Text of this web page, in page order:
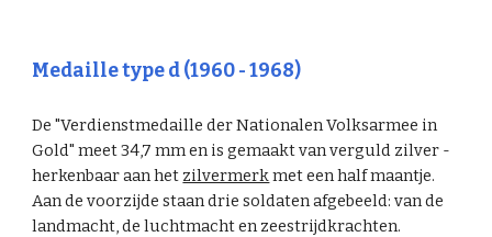
Medaille type d (1960 - 1968)
De "Verdienstmedaille der Nationalen Volksarmee in
Gold" meet 34,7 mm en is gemaakt van verguld zilver -
herkenbaar aan het zilvermerkmet een half maantje.
Aan de voorzijde staan drie soldaten afgebeeld: van de
landmacht, de luchtmacht en zeestrijdkrachten.